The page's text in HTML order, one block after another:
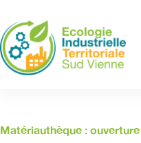
contenu
Matériauthèque :